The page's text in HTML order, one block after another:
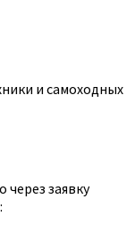
и самоходных
заявку